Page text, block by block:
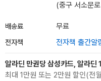
(중구 서소문
배송료 무료
전자책 전자책 출간알
알라딘 만권당 삼성카드, 알라딘
최대 1만원 또는 2만원 할인(전